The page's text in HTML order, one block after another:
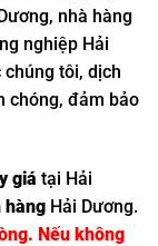
nhà hàng
nghiệp Hải
tôi, dịch
chóng, đảm bảo
giá tại Hải
hàng Hải Dương.
Nếu không